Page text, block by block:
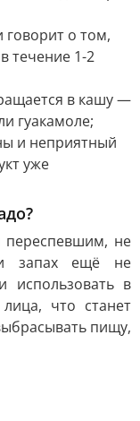
говорит о том,
течение 1-2
в кашу —
гуакамоле;
и неприятный
уже
переспевшим, не
запах ещё не
использовать в
что станет
пищу,